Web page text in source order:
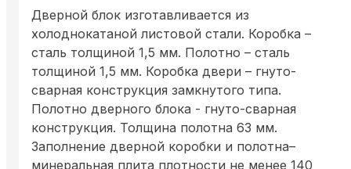
Дверной блок изготавливается из
холоднокатаной листовой стали. Коробка –
сталь толщиной 1,5 мм. Полотно – сталь
толщиной 1,5 мм. Коробка двери – гнуто-
сварная конструкция замкнутого типа.
Полотно дверного блока - гнуто-сварная
конструкция. Толщина полотна 63 мм.
Заполнение дверной коробки и полотна–
минеральная плита плотности не менее 140